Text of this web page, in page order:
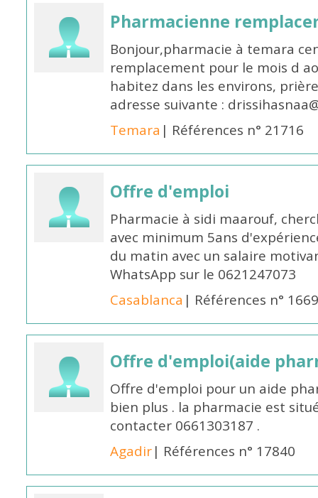
Pharmacienne
Bonjour,pharmacie à temara
remplacement pour le mois d
habitez dans les environs,
adresse suivante :
Temara | Références n° 21716
Offre d'emploi
Pharmacie à sidi maarouf,
avec minimum 5ans
du matin avec un salaire
WhatsApp sur le 0621247073
Casablanca | Références n°
Offre d'emploi(aide
Offre d'emploi pour un aide
bien plus . la pharmacie est
contacter 0661303187 .
Agadir| Références n° 17840